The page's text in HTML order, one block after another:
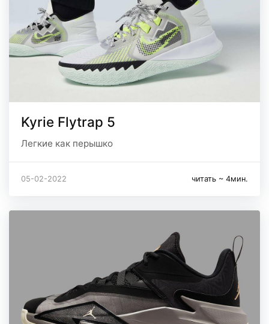
Kyrie Flytrap 5
Легкие как перышко
05-02-2022 читать ~ 4мин.